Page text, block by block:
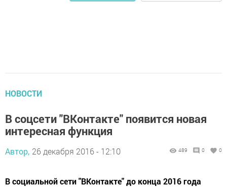
НОВОСТИ
В соцсети "ВКонтакте" появится новая
интересная функция
Автор, 26 декабря 2016 - 12:10 489 0 0
В социальной сети "ВКонтакте" до конца 2016 года